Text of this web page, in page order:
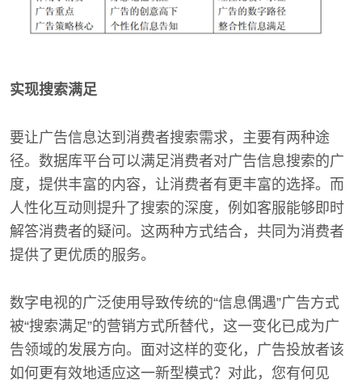
实现搜索满足
要让广告信息达到消费者搜索需求，主要有两种途
径。数据库平台可以满足消费者对广告信息搜索的广
度，提供丰富的内容，让消费者有更丰富的选择。而
人性化互动则提升了搜索的深度，例如客服能够即时
解答消费者的疑问。这两种方式结合，共同为消费者
提供了更优质的服务。
数字电视的广泛使用导致传统的“信息偶遇”广告方式
被“搜索满足”的营销方式所替代，这一变化已成为广
告领域的发展方向。面对这样的变化，广告投放者该
如何更有效地适应这一新型模式？对此，您有何见